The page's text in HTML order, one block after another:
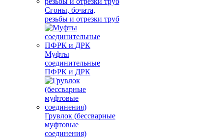
Сгоны, бочата,
резьбы и отрезки труб
Муфты
соединительные
ПФРК и ДРК
Грувлок (бессварные
муфтовые
соединения)